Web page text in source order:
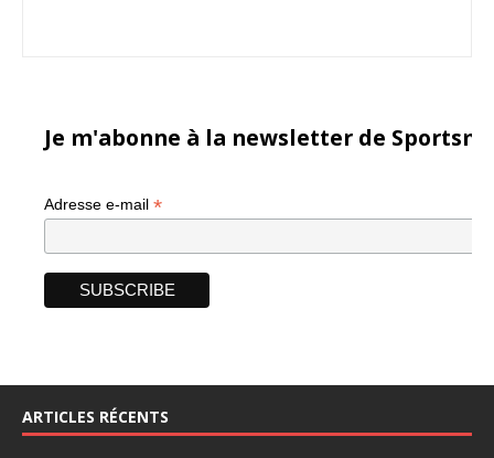
Je m'abonne à la newsletter de
Adresse e-mail *
ARTICLES RÉCENTS